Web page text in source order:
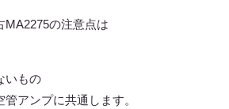
MA2275の注意点は
いもの
アンプに共通します。